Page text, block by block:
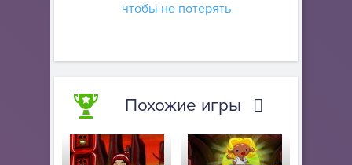
чтобы не потерять
Похожие игры